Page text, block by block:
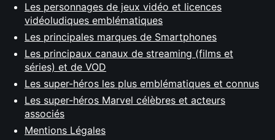
Les personnages de jeux vidéo et licences
vidéoludiques emblématiques
Les principales marques de Smartphones
Les principaux canaux de streaming (films et
séries) et de VOD
Les super-héros les plus emblématiques et connus
Les super-héros Marvel célèbres et acteurs
associés
Mentions Légales